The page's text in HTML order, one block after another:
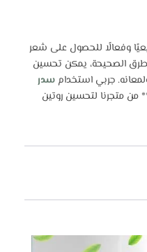
وفعالًا للحصول على شعر
الصحيحة، يمكن تحسين
جربي استخدام سدر
من متجرنا لتحسين روتين